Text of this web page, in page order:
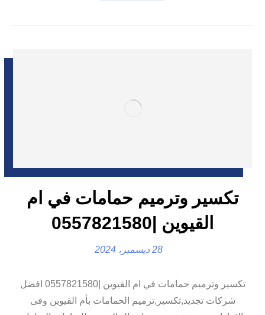
تكسير وترميم حمامات في ام
القيوين |0557821580
28 ديسمبر، 2024
تكسير وترميم حمامات في ام القيوين |0557821580 افضل
شركات تجديد,تكسير,ترميم الحمامات بأم القيوين وفى